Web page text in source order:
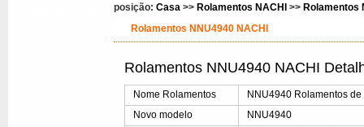
posição: Casa >> Rolamentos NACHI >> Rolamentos
Rolamentos NNU4940 NACHI
Rolamentos NNU4940 NACHI
Nome Rolamentos
NNU4940 Rolamentos
Novo modelo
NNU4940